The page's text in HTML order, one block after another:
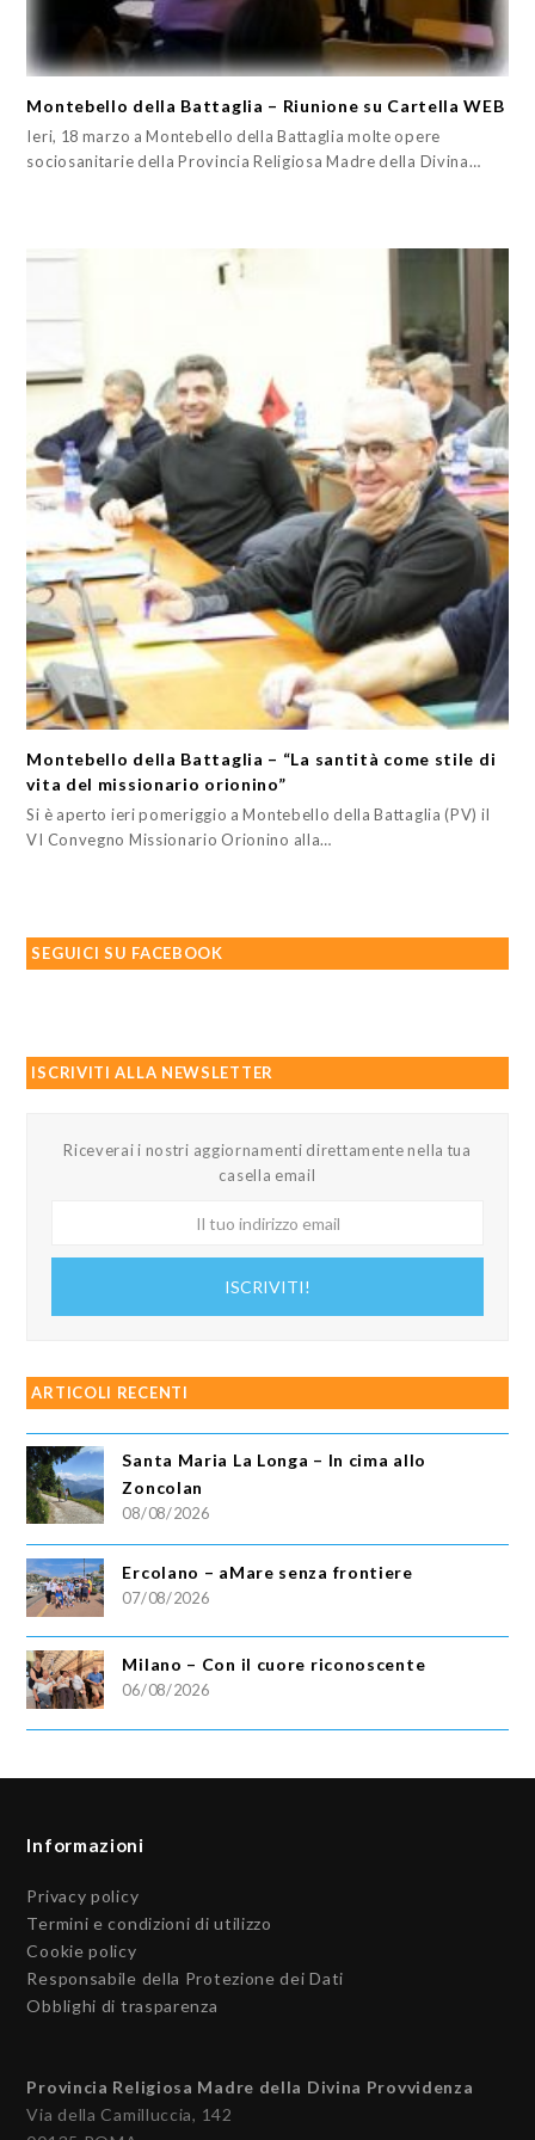
Montebello della Battaglia – Riunione su Cartella WEB
Ieri, 18 marzo a Montebello della Battaglia molte opere
sociosanitarie della Provincia Religiosa Madre della Divina…
Montebello della Battaglia – “La santità come stile di
vita del missionario orionino”
Si è aperto ieri pomeriggio a Montebello della Battaglia (PV) il
VI Convegno Missionario Orionino alla…
SEGUICI SU FACEBOOK
ISCRIVITI ALLA NEWSLETTER
Riceverai i nostri aggiornamenti direttamente nella tua
casella email
ISCRIVITI!
ARTICOLI RECENTI
Santa Maria La Longa – In cima allo
Zoncolan
08/08/2026
Ercolano – aMare senza frontiere
07/08/2026
Milano – Con il cuore riconoscente
06/08/2026
Informazioni
Privacy policy
Termini e condizioni di utilizzo
Cookie policy
Responsabile della Protezione dei Dati
Obblighi di trasparenza
Provincia Religiosa Madre della Divina Provvidenza
Via della Camilluccia, 142